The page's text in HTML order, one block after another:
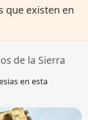
que existen en
de la Sierra
en esta